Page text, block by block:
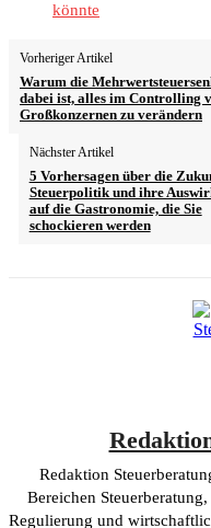
könnte
Vorheriger Artikel
Warum die
dabei ist, alles im Controlling
Großkonzernen zu verändern
Nächster Artikel
5 Vorhersagen über die
Steuerpolitik und ihre
auf die Gastronomie, die Sie
schockieren werden
Redaktion
Bereichen
Regulierung und